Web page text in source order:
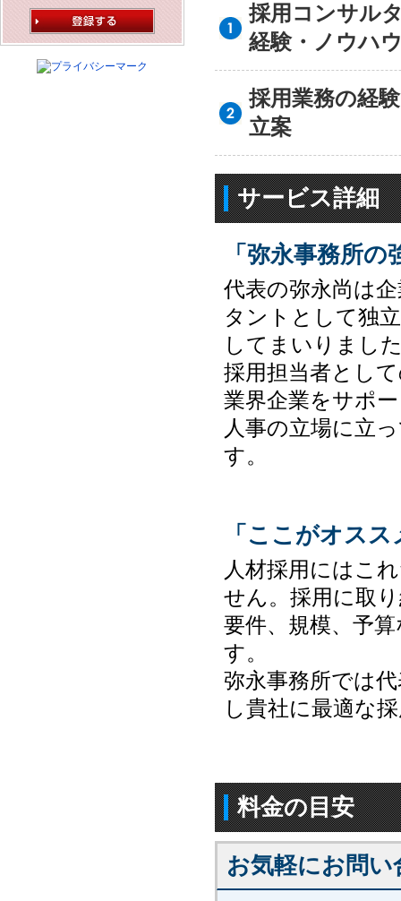
採用コンサル
経験・ノウハ
採用業務の経
立案
サービス詳細
「弥永事務所の
代表の弥永尚は
タントとして独
してまいりまし
採用担当者とし
業界企業をサポ
人事の立場に立
す。
「ここがオスス
人材採用にはこ
せん。採用に取
要件、規模、予
す。
弥永事務所では
し貴社に最適な
料金の目安
お気軽にお問